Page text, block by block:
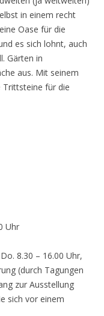
in einem recht
Oase für die
es sich lohnt, auch
Gärten in
aus. Mit seinem
Trittsteine für die
Uhr
8.30 – 16.00 Uhr,
(durch Tagungen
zur Ausstellung
sich vor einem